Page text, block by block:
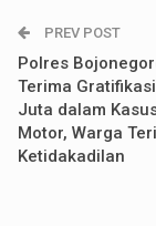
PREV POST
Polres
Terima
Juta dalam
Motor, Warga
Ketidakadilan